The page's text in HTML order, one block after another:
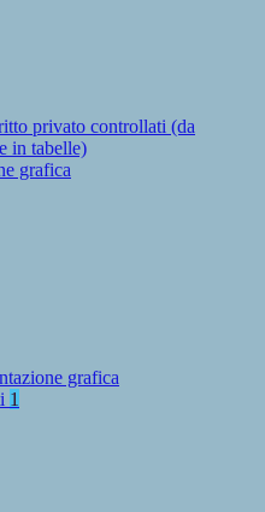
privato controllati (da
in tabelle)
grafica
grafica
1